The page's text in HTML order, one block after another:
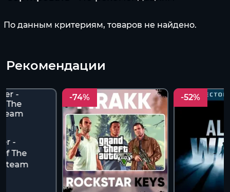
По данным критериям, товаров не найдено.
Рекомендации
-
The
-74% -52%